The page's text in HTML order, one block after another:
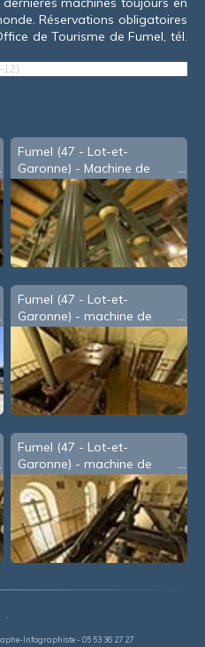
Réservations obligatoires
de Tourisme de Fumel, tél.
12)
Fumel (47 - Lot-et-
Garonne) - Machine de
Watt (2007)
Fumel (47 - Lot-et-
Garonne) - machine de
Watt - 3
Fumel (47 - Lot-et-
Garonne) - machine de
Watt - 2
Infographiste - 05 53 36 27 27